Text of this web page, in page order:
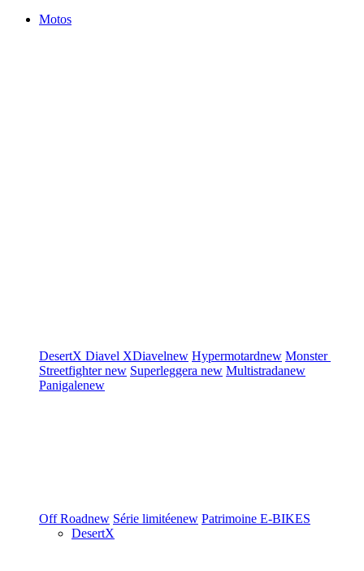
Motos
DesertX Diavel XDiavelnew Hypermotardnew Monster
Streetfighternew Superleggera new Multistradanew
Panigalenew
Off Roadnew Série limitéenew Patrimoine E-BIKES
DesertX